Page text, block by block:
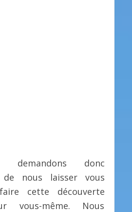
demandons donc
de nous laisser vous
cette découverte
vous-même. Nous